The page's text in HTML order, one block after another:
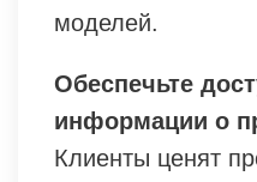
моделей.
Обеспечьте
информации о
Клиенты ценят